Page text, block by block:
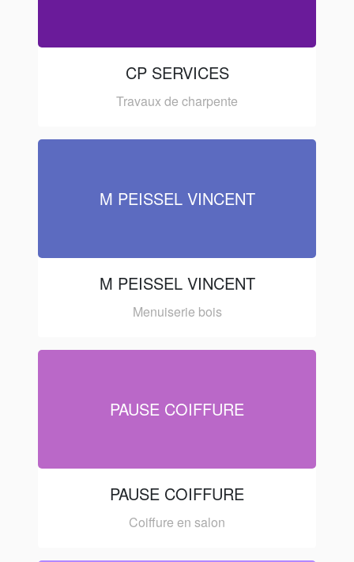
CP SERVICES
Travaux de charpente
M PEISSEL VINCENT
M PEISSEL VINCENT
Menuiserie bois
PAUSE COIFFURE
PAUSE COIFFURE
Coiffure en salon